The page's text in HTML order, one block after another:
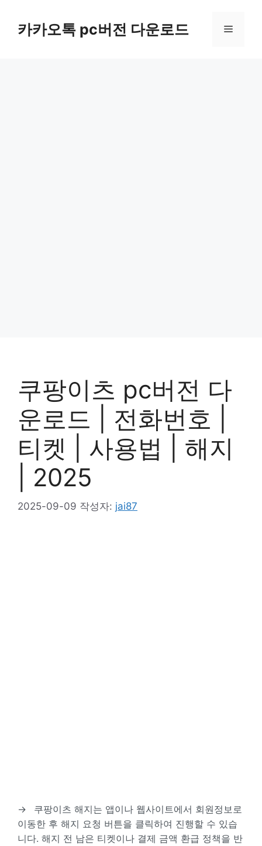
카카오톡 pc버전 다운로드 메
쿠팡이츠 pc버전 다
운로드 | 전화번호 |
티켓 | 사용법 | 해지
| 2025
2025-09-09 작성자: jai87
→
쿠팡이츠 해지는 앱이나 웹사이트에서 회원정보로
이동한 후 해지 요청 버튼을 클릭하여 진행할 수 있습
니다. 해지 전 남은 티켓이나 결제 금액 환급 정책을 반